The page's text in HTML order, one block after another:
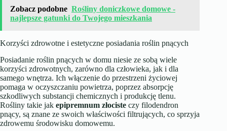
Zobacz podobne Rośliny doniczkowe domowe -
najlepsze gatunki do Twojego mieszkania
Korzyści zdrowotne i estetyczne posiadania roślin pnących
Posiadanie roślin pnących w domu niesie ze sobą wiele
korzyści zdrowotnych, zarówno dla człowieka, jak i dla
samego wnętrza. Ich włączenie do przestrzeni życiowej
pomaga w oczyszczaniu powietrza, poprzez absorpcję
szkodliwych substancji chemicznych i produkcję tlenu.
Rośliny takie jak epipremnum złociste czy filodendron
pnący, są znane ze swoich właściwości filtrujących, co sprzyja
zdrowemu środowisku domowemu.